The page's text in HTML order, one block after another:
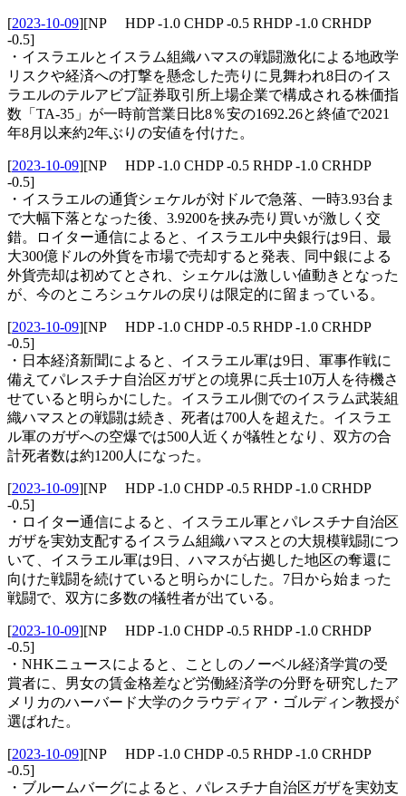
[2023-10-09][NP HDP -1.0 CHDP -0.5 RHDP -1.0 CRHDP
-0.5]
・イスラエルとイスラム組織ハマスの戦闘激化による地政学
リスクや経済への打撃を懸念した売りに見舞われ8日のイス
ラエルのテルアビブ証券取引所上場企業で構成される株価指
数「TA-35」が一時前営業日比8％安の1692.26と終値で2021
年8月以来約2年ぶりの安値を付けた。
[2023-10-09][NP HDP -1.0 CHDP -0.5 RHDP -1.0 CRHDP
-0.5]
・イスラエルの通貨シェケルが対ドルで急落、一時3.93台ま
で大幅下落となった後、3.9200を挟み売り買いが激しく交
錯。ロイター通信によると、イスラエル中央銀行は9日、最
大300億ドルの外貨を市場で売却すると発表、同中銀による
外貨売却は初めてとされ、シェケルは激しい値動きとなった
が、今のところシュケルの戻りは限定的に留まっている。
[2023-10-09][NP HDP -1.0 CHDP -0.5 RHDP -1.0 CRHDP
-0.5]
・日本経済新聞によると、イスラエル軍は9日、軍事作戦に
備えてパレスチナ自治区ガザとの境界に兵士10万人を待機さ
せていると明らかにした。イスラエル側でのイスラム武装組
織ハマスとの戦闘は続き、死者は700人を超えた。イスラエ
ル軍のガザへの空爆では500人近くが犠牲となり、双方の合
計死者数は約1200人になった。
[2023-10-09][NP HDP -1.0 CHDP -0.5 RHDP -1.0 CRHDP
-0.5]
・ロイター通信によると、イスラエル軍とパレスチナ自治区
ガザを実効支配するイスラム組織ハマスとの大規模戦闘につ
いて、イスラエル軍は9日、ハマスが占拠した地区の奪還に
向けた戦闘を続けていると明らかにした。7日から始まった
戦闘で、双方に多数の犠牲者が出ている。
[2023-10-09][NP HDP -1.0 CHDP -0.5 RHDP -1.0 CRHDP
-0.5]
・NHKニュースによると、ことしのノーベル経済学賞の受
賞者に、男女の賃金格差など労働経済学の分野を研究したア
メリカのハーバード大学のクラウディア・ゴルディン教授が
選ばれた。
[2023-10-09][NP HDP -1.0 CHDP -0.5 RHDP -1.0 CRHDP
-0.5]
・ブルームバーグによると、パレスチナ自治区ガザを実効支